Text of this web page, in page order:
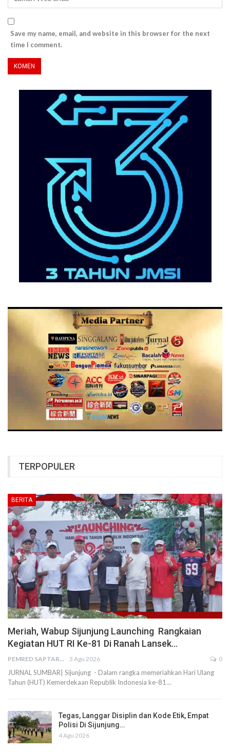
Save my name, email, and website in this browser for the next
time I comment.
TERPOPULER
BERITA
Meriah, Wabup Sijunjung Launching Rangkaian
Kegiatan HUT RI Ke-81 Di Ranah Lansek…
PEMRED SAPTARIUS 3 Agu 2026 0
JURNAL SUMBAR| Sijunjung - Dalam rangka memeriahkan Hari Ulang
Tahun (HUT) Kemerdekaan Republik Indonesia ke-81…
Tegas, Langgar Disiplin dan Kode Etik, Empat
Polisi Di Sijunjung…
4 Agu 2026